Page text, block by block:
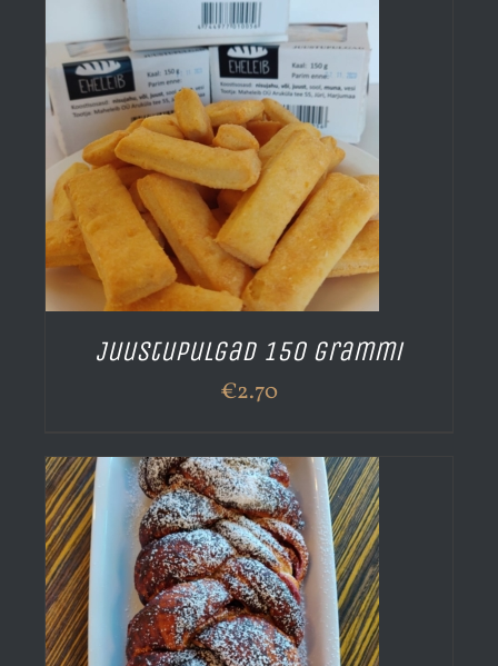
Juustupulgad 150 grammi
€2.70